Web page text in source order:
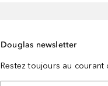
Douglas newsletter
Restez toujours au